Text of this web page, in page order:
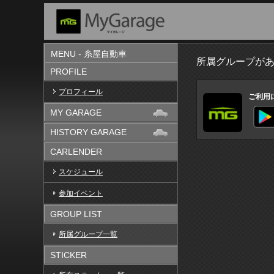
MENU - 糸屋自動車
PROFILE
プロフィール
MY GARAGE
HISTORY GARAGE
CARLENDER
スケジュール
参加イベント
GROUP LIST
所属グループ一覧
STICKER
所属グループが
ご利用